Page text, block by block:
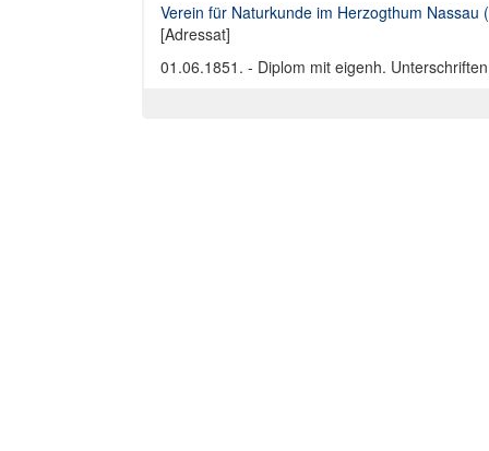
Verein für Naturkunde im Herzogthum Nassau
[Adressat]
01.06.1851. - Diplom mit eigenh. Unterschriften